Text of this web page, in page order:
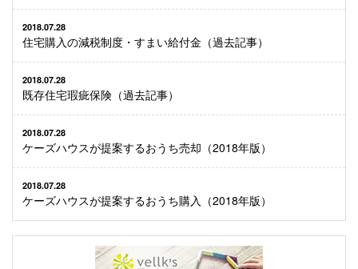
2018.07.28
住宅購入の減税制度・すまい給付金（過去記事）
2018.07.28
既存住宅瑕疵保険（過去記事）
2018.07.28
ケーズハウスが提案するおうち売却（2018年版）
2018.07.28
ケーズハウスが提案するおうち購入（2018年版）